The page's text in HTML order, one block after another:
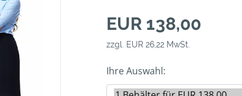
EUR 138,00
zzgl. EUR 26,22 MwSt.
Ihre Auswahl: